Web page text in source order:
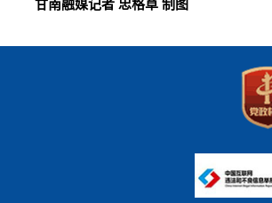
甘南融媒记者 忠格草 制图